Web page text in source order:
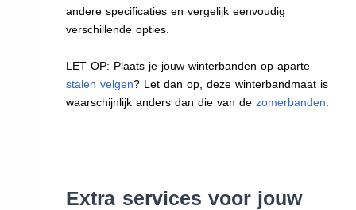
andere specificaties en vergelijk eenvoudig
verschillende opties.
LET OP: Plaats je jouw winterbanden op aparte
stalen velgen? Let dan op, deze winterbandmaat is
waarschijnlijk anders dan die van dezomerbanden
Extra services voor jouw